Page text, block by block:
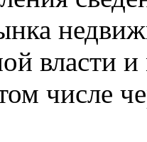
власти
числе